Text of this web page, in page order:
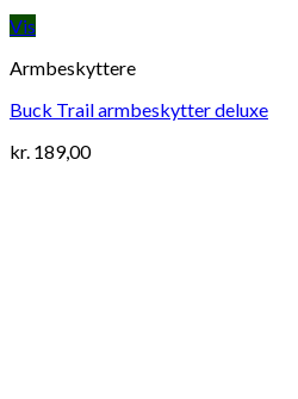
Vis
Armbeskyttere
Buck Trail armbeskytter deluxe
kr. 189,00